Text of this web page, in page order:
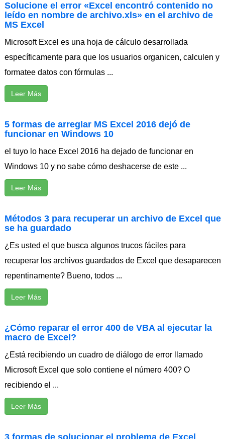
Solucione el error «Excel encontró contenido no
leído en nombre de archivo.xls» en el archivo de
MS Excel
Microsoft Excel es una hoja de cálculo desarrollada
específicamente para que los usuarios organicen, calculen y
formatee datos con fórmulas ...
Leer Más
5 formas de arreglar MS Excel 2016 dejó de
funcionar en Windows 10
el tuyo lo hace Excel 2016 ha dejado de funcionar en
Windows 10 y no sabe cómo deshacerse de este ...
Leer Más
Métodos 3 para recuperar un archivo de Excel que
se ha guardado
¿Es usted el que busca algunos trucos fáciles para
recuperar los archivos guardados de Excel que desaparecen
repentinamente? Bueno, todos ...
Leer Más
¿Cómo reparar el error 400 de VBA al ejecutar la
macro de Excel?
¿Está recibiendo un cuadro de diálogo de error llamado
Microsoft Excel que solo contiene el número 400? O
recibiendo el ...
Leer Más